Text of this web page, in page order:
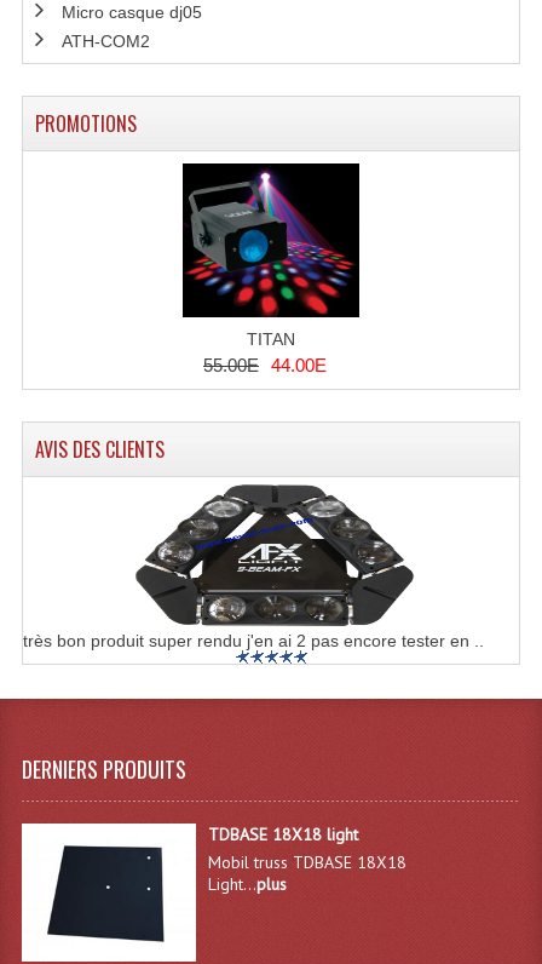
Consoles Éclairage DMX
Dispatches
Filtres Et Divers
Guirlandes Lumineuse
Gyrophares À Leds
Lampes Ampoules
Ampoules - Tubes Lumière Noire Black Gun
Lampes À Décharges
Lampes De Couleurs
Lampes PAR
Lampes Théatre
Micro casque dj05
ATH-COM2
PROMOTIONS
TITAN
55.00E 44.00E
AVIS DES CLIENTS
très bon produit super rendu j'en ai 2 pas encore tester en ..
DERNIERS PRODUITS
TDBASE 18X18 light
Mobil truss TDBASE 18X18
Light...plus